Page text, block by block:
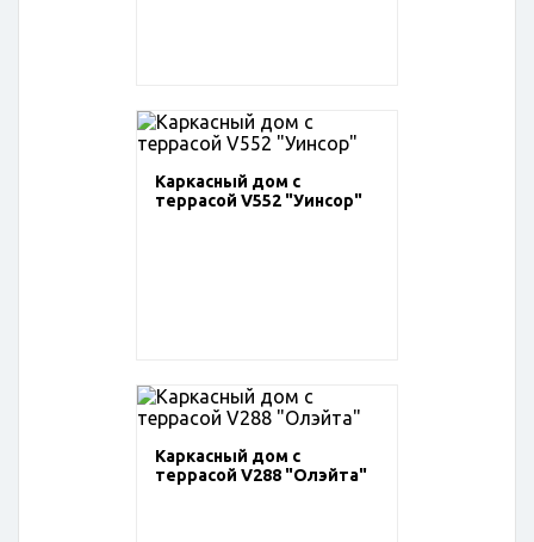
Каркасный дом с
террасой V552 "Уинсор"
Каркасный дом с
террасой V288 "Олэйта"